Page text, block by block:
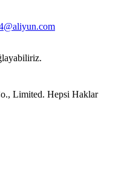
Limited. Hepsi Haklar